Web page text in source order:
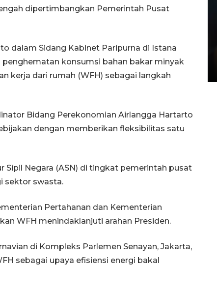
dipertimbangkan Pemerintah Pusat
dalam Sidang Kabinet Paripurna di Istana
penghematan konsumsi bahan bakar minyak
kerja dari rumah (WFH) sebagai langkah
Bidang Perekonomian Airlangga Hartarto
dengan memberikan fleksibilitas satu
Sipil Negara (ASN) di tingkat pemerintah pusat
sektor swasta.
Pertahanan dan Kementerian
WFH menindaklanjuti arahan Presiden.
di Kompleks Parlemen Senayan, Jakarta,
sebagai upaya efisiensi energi bakal
Layanan pembuatan SIM Baru
di Satpas Polresta Palu